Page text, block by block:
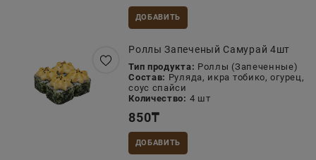
ДОБАВИТЬ
Роллы Запеченый Самурай 4шт
Тип продукта: Роллы (Запеченные)
Состав: Руляда, икра тобико, огурец,
соус спайси
Количество: 4 шт
850₸
ДОБАВИТЬ